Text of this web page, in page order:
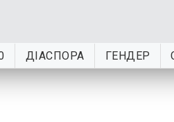
ДІАСПОРА ГЕНДЕР